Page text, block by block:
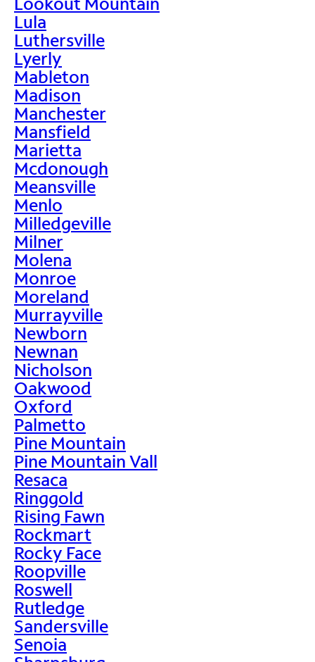
Lula
Luthersville
Lyerly
Mableton
Madison
Manchester
Mansfield
Marietta
Mcdonough
Meansville
Menlo
Milledgeville
Milner
Molena
Monroe
Moreland
Murrayville
Newborn
Newnan
Nicholson
Oakwood
Oxford
Palmetto
Pine Mountain
Pine Mountain Vall
Resaca
Ringgold
Rising Fawn
Rockmart
Rocky Face
Roopville
Roswell
Rutledge
Sandersville
Senoia